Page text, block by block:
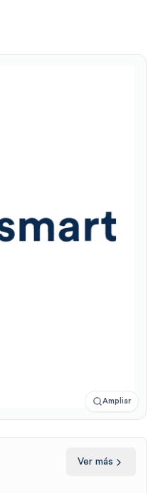
Ampliar
Ver más